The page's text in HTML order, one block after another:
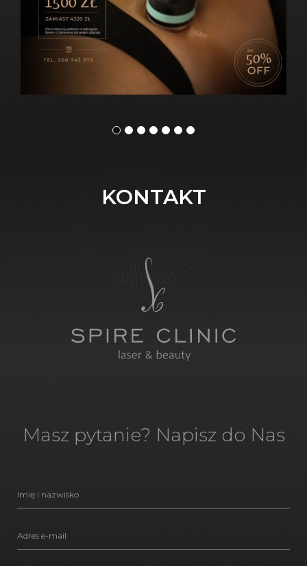
KONTAKT
Masz pytanie? Napisz do Nas